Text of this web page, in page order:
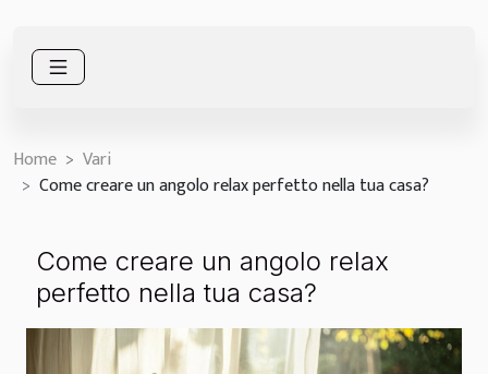
Home
Vari
Come creare un angolo relax perfetto nella tua casa?
Come creare un angolo relax
perfetto nella tua casa?